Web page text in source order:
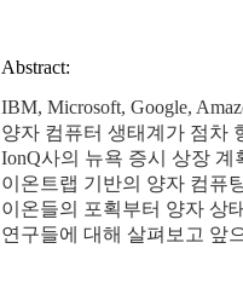
Abstract:
IBM, Microsoft, Google,
양자 컴퓨터 생태계가 점차
IonQ사의 뉴욕 증시 상장 계
이온트랩 기반의 양자 컴퓨
이온들의 포획부터 양자 상
연구들에 대해 살펴보고 앞